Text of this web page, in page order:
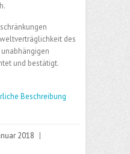
des
und bestätigt.
Beschreibung
2018 |